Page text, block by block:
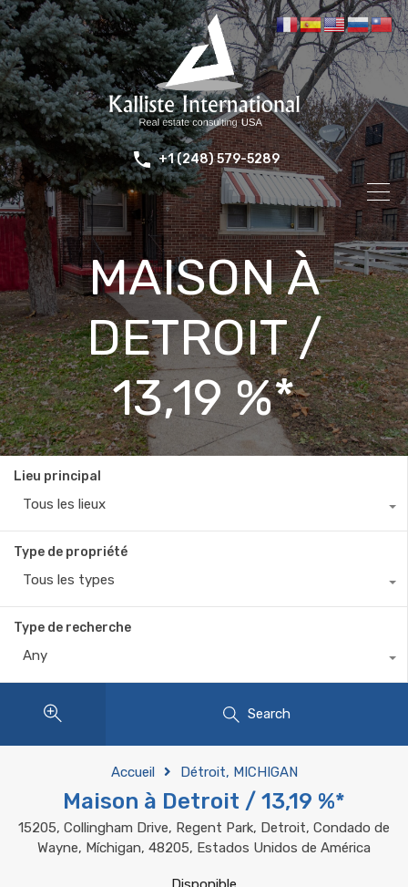
+1 (248) 579-5289
MAISON À
DETROIT /
13,19 %*
Lieu principal
Tous les lieux
Type de propriété
Tous les types
Type de recherche
Any
Search
Accueil Détroit, MICHIGAN
Maison à Detroit / 13,19 %*
15205, Collingham Drive, Regent Park, Detroit, Condado de
Wayne, Míchigan, 48205, Estados Unidos de América